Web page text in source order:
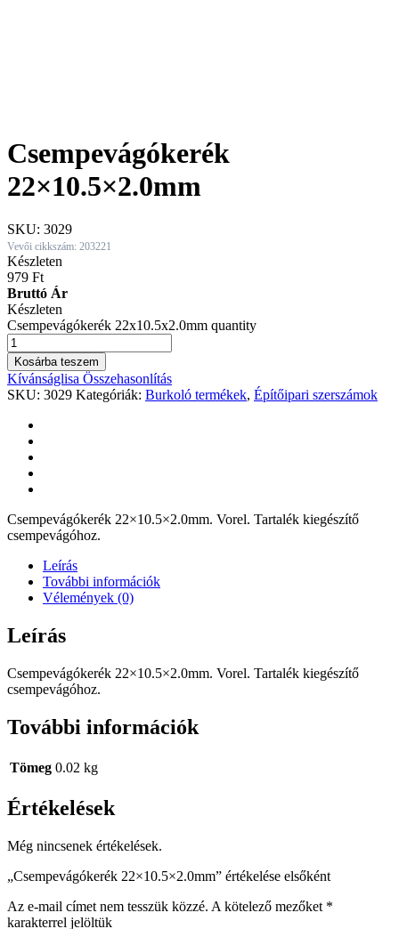
Csempevágókerék
22×10.5×2.0mm
SKU: 3029
Vevői cikkszám: 203221
Készleten
979 Ft
Bruttó Ár
Készleten
Csempevágókerék 22x10.5x2.0mm quantity
Kosárba teszem
Kívánságlisa Összehasonlítás
SKU: 3029 Kategóriák: Burkoló termékek, Építőipari szerszámok
Csempevágókerék 22×10.5×2.0mm. Vorel. Tartalék kiegészítő
csempevágóhoz.
Leírás
További információk
Vélemények (0)
Leírás
Csempevágókerék 22×10.5×2.0mm. Vorel. Tartalék kiegészítő
csempevágóhoz.
További információk
Tömeg 0.02 kg
Értékelések
Még nincsenek értékelések.
„Csempevágókerék 22×10.5×2.0mm” értékelése elsőként
Az e-mail címet nem tesszük közzé. A kötelező mezőket *
karakterrel jelöltük